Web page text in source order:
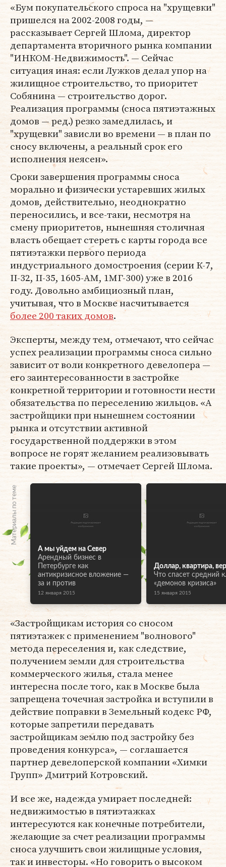
«Бум покупательского спроса на "хрущевки"
пришелся на 2002-2008 годы, —
рассказывает Сергей Шлома, директор
департамента вторичного рынка компании
"ИНКОМ-Недвижимость". — Сейчас
ситуация иная: если Лужков делал упор на
жилищное строительство, то приоритет
Собянина — строительство дорог.
Реализация программы (сноса пятиэтажных
домов — ред.) резко замедлилась, и
"хрущевки" зависли во времени — в план по
сносу включены, а реальный срок его
исполнения неясен».
Сроки завершения программы сноса
морально и физически устаревших жилых
домов, действительно, неоднократно
переносились, и все-таки, несмотря на
смену приоритетов, нынешняя столичная
власть обещает стереть с карты города все
пятиэтажки первого периода
индустриального домостроения (серии К-7,
II-32, II-35, 1605-АМ, 1МГ-300) уже в 2016
году. Довольно амбициозный план,
учитывая, что в Москве насчитывается
более 200 таких домов.
Эксперты, между тем, отмечают, что сейчас
успех реализации программы сноса сильно
зависит от воли конкретного девелопера —
его заинтересованности в застройке
конкретной территории и готовности нести
обязательства по переселению жильцов. «А
застройщики при нынешнем состоянии
рынка и отсутствии активной
государственной поддержки в этом
вопросе не горят желанием реализовывать
такие проекты», — отмечает Сергей Шлома.
Материалы по теме
А мы уйдем на Север
Арендный бизнес в
Петербурге как
антикризисное вложение —
за и против
12 января 2015
Доллар, квартира,
Что спасет средний
«демонов кризиса»
15 января 2015
«Застройщикам история со сносом
пятиэтажек с применением "волнового"
метода переселения и, как следствие,
получением земли для строительства
коммерческого жилья, стала менее
интересна после того, как в Москве была
запрещена точечная застройка и вступили в
действие поправки в Земельный кодекс РФ,
которые запретили передавать
застройщикам землю под застройку без
проведения конкурса», — соглашается
партнер девелоперской компании «Химки
Групп» Дмитрий Котровский.
И все же, надежда умирает последней:
недвижимостью в пятиэтажках
интересуются как конечные потребители,
желающие за счет реализации программы
сноса улучшить свои жилищные условия,
так и инвесторы. «Но говорить о высоком